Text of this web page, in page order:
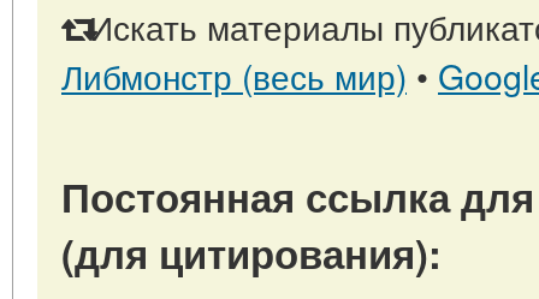
Искать материалы
Либмонстр (весь мир) •
Постоянная ссылка
(для цитирования):